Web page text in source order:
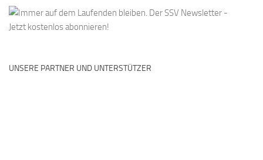
UNSERE PARTNER UND UNTERSTÜTZER